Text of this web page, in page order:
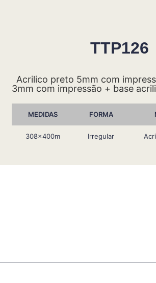
TTP126
Acrilico preto 5mm com
3mm com impressão + base
MEDIDAS FORMA
308x400m Irregular